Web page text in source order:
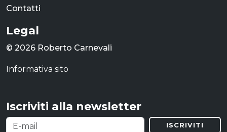
Contatti
Legal
© 2026 Roberto Carnevali
Informativa sito
Iscriviti alla newsletter
ISCRIVITI